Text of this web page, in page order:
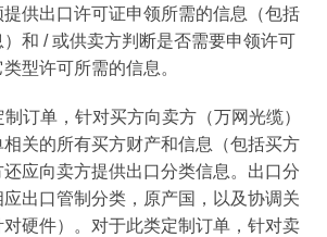
供出口许可证申领所需的信息（包括
和 / 或供卖方判断是否需要申领许可
型许可所需的信息。
订单，针对买方向卖方（万网光缆）
关的所有买方财产和信息（包括买方
还应向卖方提供出口分类信息。出口分
出口管制分类，原产国，以及协调关
硬件）。对于此类定制订单，针对卖